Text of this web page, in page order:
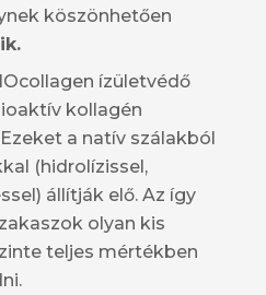
köszönhetően
ízületvédő
kollagén
a natív szálakból
(hidrolízissel,
állítják elő. Az így
olyan kis
teljes mértékben